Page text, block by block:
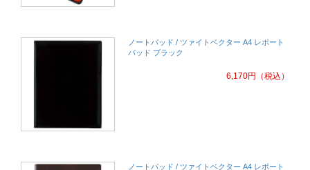
ノートパッド / ツァイトベクター A4 レポート
パッド ブラック
6,170円 （税込）
ノートパッド / ツァイトベクター A4 レポート